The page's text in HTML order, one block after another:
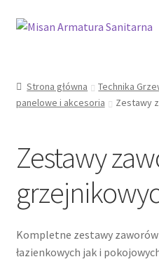
Przejdź
Przejdź
Moje konto
Informacje prawne
Strona główna Technika
panelowe i akcesoria
Zestawy
Zestawy
Kompletne zestawy
łazienkowych jak i